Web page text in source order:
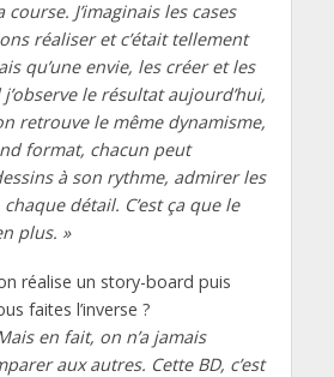
J’imaginais les cases
réaliser et c’était tellement
qu’une envie, les créer et les
le résultat aujourd’hui,
retrouve le même dynamisme,
format, chacun peut
à son rythme, admirer les
détail. C’est ça que le
plus. »
réalise un story-board puis
faites l’inverse ?
en fait, on n’a jamais
aux autres. Cette BD, c’est